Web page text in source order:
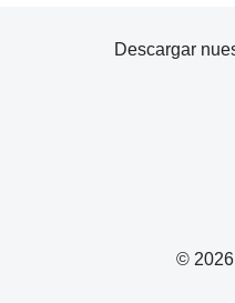
©
Descargar